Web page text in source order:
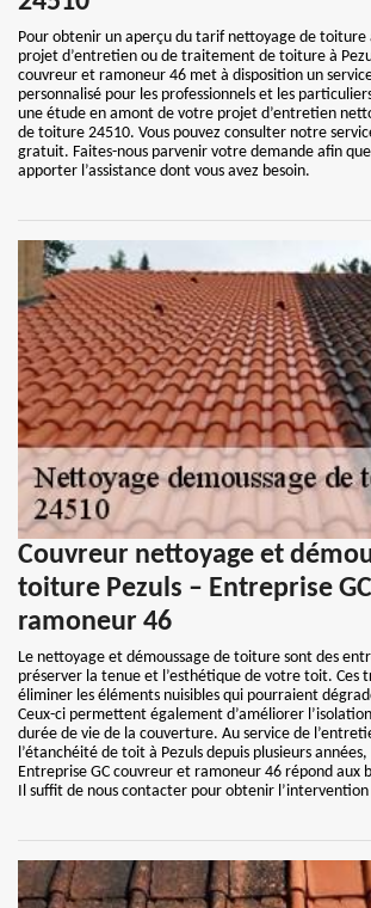
Pour obtenir un aperçu du tarif nettoyage de
projet d’entretien ou de traitement de toiture à
couvreur et ramoneur 46 met à disposition un
personnalisé pour les professionnels et les
une étude en amont de votre projet d’entretien
de toiture 24510. Vous pouvez consulter notre
gratuit. Faites-nous parvenir votre demande afin que
apporter l’assistance dont vous avez besoin.
Couvreur nettoyage et
toiture Pezuls – Entreprise
ramoneur 46
Le nettoyage et démoussage de toiture sont des
préserver la tenue et l’esthétique de votre toit. Ces
éliminer les éléments nuisibles qui pourraient
Ceux-ci permettent également d’améliorer
durée de vie de la couverture. Au service de
l’étanchéité de toit à Pezuls depuis plusieurs
Entreprise GC couvreur et ramoneur 46 répond aux
Il suffit de nous contacter pour obtenir